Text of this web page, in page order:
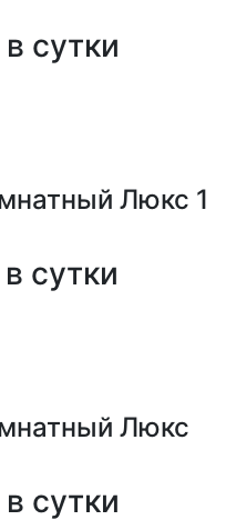
сутки
Люкс 1
сутки
Люкс
сутки